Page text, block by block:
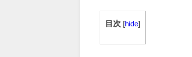
目次 hide